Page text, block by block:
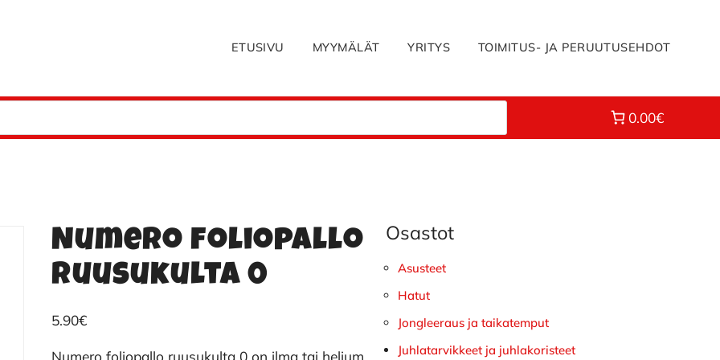
ETUSIVU MYYMÄLÄT YRITYS TOIMITUS- JA PERUUTUSEHDOT
0.00€
Numero foliopallo
ruusukulta 0
5.90€
Numero foliopallo ruusukulta 0 on ilma tai helium
Ensisijainen
sivupalkki
Osastot
Asusteet
Hatut
Jongleeraus ja taikatemput
Juhlatarvikkeet ja juhlakoristeet